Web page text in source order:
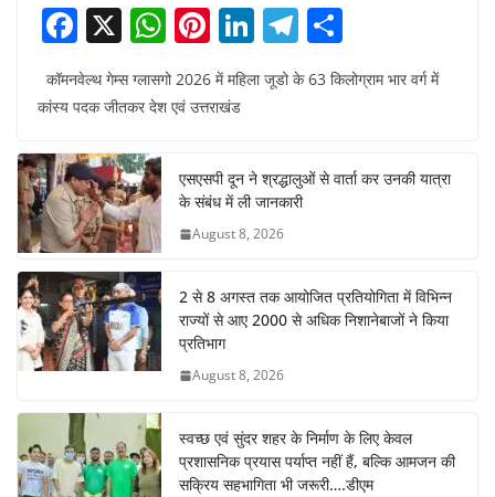
F
a
c
b
o
o
k
X W
h
at
s
A
p
p
Pi
nt
er
st
Li
k
dI
n
T
e
a
m
h
ar
कॉमनवेल्थ गेम्स ग्लासगो 2026 में महिला जूडो के 63 किलोग्राम भार वर्ग में
कांस्य पदक जीतकर देश एवं उत्तराखंड
एसएसपी दून ने श्रद्धालुओं से वार्ता कर उनकी यात्रा
के संबंध में ली जानकारी
August 8, 2026
2 से 8 अगस्त तक आयोजित प्रतियोगिता में विभिन्न
राज्यों से आए 2000 से अधिक निशानेबाजों ने किया
प्रतिभाग
August 8, 2026
स्वच्छ एवं सुंदर शहर के निर्माण के लिए केवल
प्रशासनिक प्रयास पर्याप्त नहीं हैं, बल्कि आमजन की
सक्रिय सहभागिता भी जरूरी….डीएम